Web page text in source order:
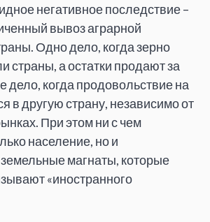
негативное последствие –
вывоз аграрной
Одно дело, когда зерно
страны, а остатки продают за
дело, когда продовольствие на
в другую страну, независимо от
При этом ни с чем
население, но и
магнаты, которые
«иностранного